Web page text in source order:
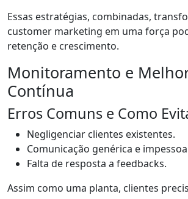
Essas estratégias, combinadas,
customer marketing em uma força
retenção e crescimento.
Monitoramento e
Contínua
Erros Comuns e Como
Negligenciar clientes existentes.
Comunicação genérica e
Falta de resposta a feedbacks.
Assim como uma planta, clientes